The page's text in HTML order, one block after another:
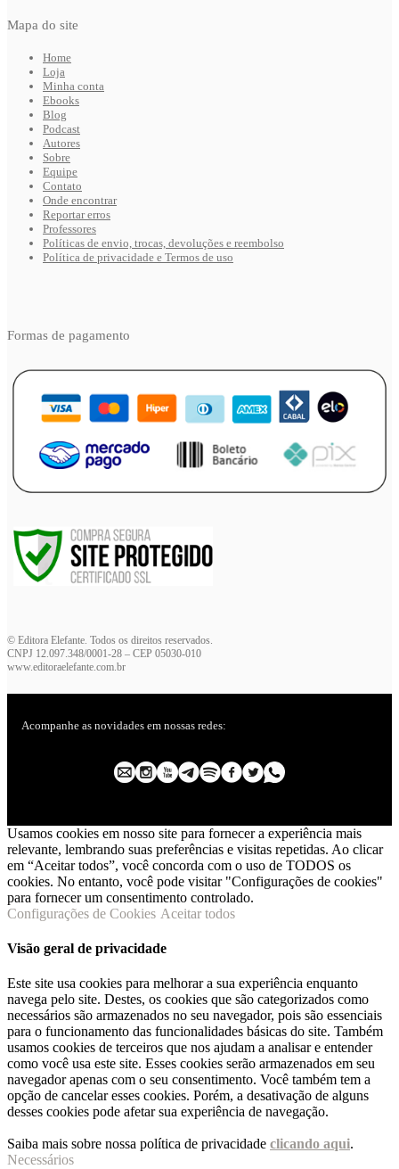
Mapa do site
Home
Loja
Minha conta
Ebooks
Blog
Podcast
Autores
Sobre
Equipe
Contato
Onde encontrar
Reportar erros
Professores
Políticas de envio, trocas, devoluções e reembolso
Política de privacidade e Termos de uso
Formas de pagamento
© Editora Elefante. Todos os direitos reservados.
CNPJ 12.097.348/0001-28 – CEP 05030-010
www.editoraelefante.com.br
Acompanhe as novidades em nossas redes:
Usamos cookies em nosso site para fornecer a experiência mais
relevante, lembrando suas preferências e visitas repetidas. Ao clicar
em “Aceitar todos”, você concorda com o uso de TODOS os
cookies. No entanto, você pode visitar "Configurações de cookies"
para fornecer um consentimento controlado.
Configurações de Cookies Aceitar todos
Visão geral de privacidade
Este site usa cookies para melhorar a sua experiência enquanto
navega pelo site. Destes, os cookies que são categorizados como
necessários são armazenados no seu navegador, pois são essenciais
para o funcionamento das funcionalidades básicas do site. Também
usamos cookies de terceiros que nos ajudam a analisar e entender
como você usa este site. Esses cookies serão armazenados em seu
navegador apenas com o seu consentimento. Você também tem a
opção de cancelar esses cookies. Porém, a desativação de alguns
desses cookies pode afetar sua experiência de navegação.
Saiba mais sobre nossa política de privacidade clicando aqui.
Necessários